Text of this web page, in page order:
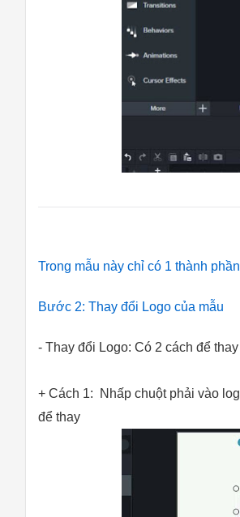
Trong mẫu này chỉ có 1 thành
Bước 2: Thay đổi Logo của mẫu
- Thay đổi Logo: Có 2 cách để
+ Cách 1: Nhấp chuột phải vào
để thay